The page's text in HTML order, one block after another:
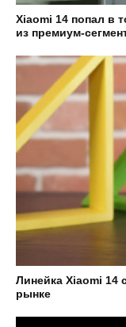
Xiaomi 14 попал в
из премиум-
Линейка Xiaomi 14
рынке